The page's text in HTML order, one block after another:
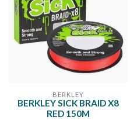
BERKLEY
BERKLEY SICK BRAID X8
RED 150M